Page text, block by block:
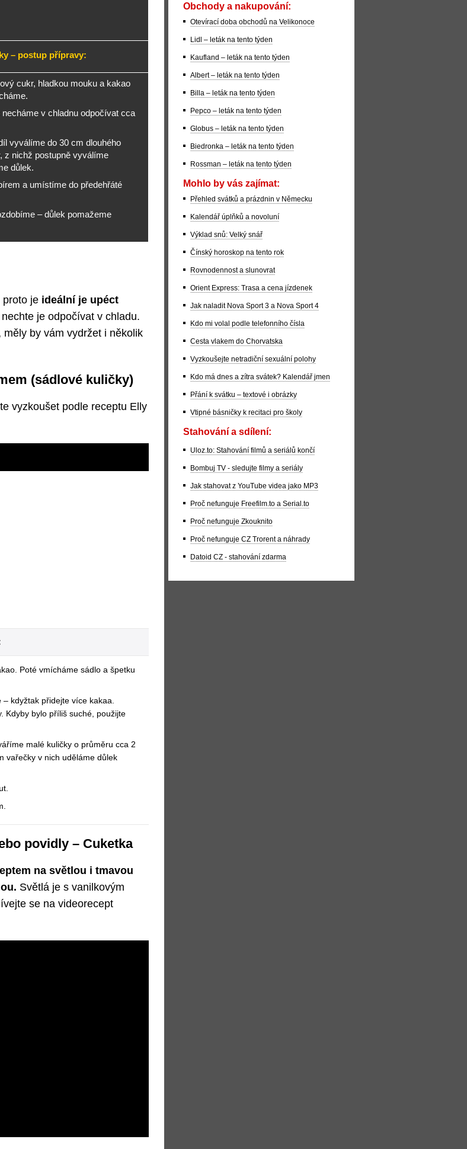
– postup přípravy:
cukr, hladkou mouku a kakao
v chladnu odpočívat cca
vyválíme do 30 cm dlouhého
z nichž postupně vyválíme
důlek.
a umístíme do předehřáté
– důlek pomažeme
jeideální je upéct
je odpočívat v chladu.
by vám vydržet i několik
(sádlové kuličky)
vyzkoušet podle receptu Elly
Poté vmícháme sádlo a špetku
kdyžtak přidejte více kakaa.
Kdyby bylo příliš suché, použijte
malé kuličky o průměru cca 2
vařečky v nich uděláme důlek
povidly – Cuketka
na světlou i tmavou
Světlá je s vanilkovým
se na videorecept
Obchody a nakupování:
Otevírací doba obchodů na Velikonoce
Lidl – leták na tento týden
Kaufland – leták na tento týden
Albert – leták na tento týden
Billa – leták na tento týden
Pepco – leták na tento týden
Globus – leták na tento týden
Biedronka – leták na tento týden
Rossman – leták na tento týden
Mohlo by vás zajímat:
Přehled svátků a prázdnin v Německu
Kalendář úplňků a novoluní
Výklad snů: Velký snář
Čínský horoskop na tento rok
Rovnodennost a slunovrat
Orient Express: Trasa a cena jízdenek
Jak naladit Nova Sport 3 a Nova Sport 4
Kdo mi volal podle telefonního čísla
Cesta vlakem do Chorvatska
Vyzkoušejte netradiční sexuální polohy
Kdo má dnes a zítra svátek? Kalendář jmen
Přání k svátku – textové i obrázky
Vtipné básničky k recitaci pro školy
Stahování a sdílení:
Uloz.to: Stahování filmů a seriálů končí
Bombuj TV - sledujte filmy a seriály
Jak stahovat z YouTube videa jako MP3
Proč nefunguje Freefilm.to a Serial.to
Proč nefunguje Zkouknito
Proč nefunguje CZ Trorent a náhrady
Datoid CZ - stahování zdarma